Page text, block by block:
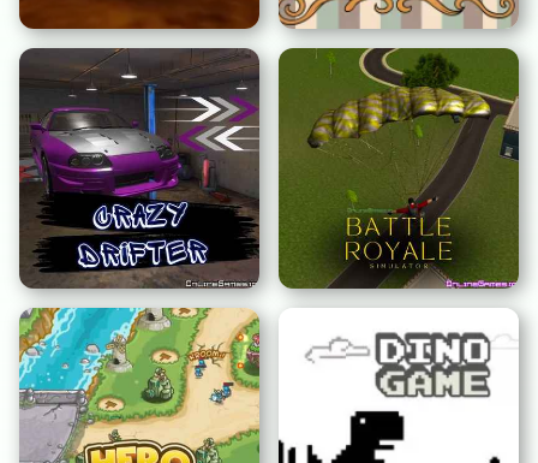
クレイジーカトル3D 悲しみの展示